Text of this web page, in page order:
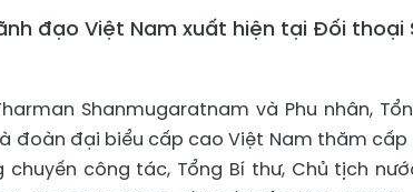
đạo Việt Nam xuất hiện tại Đối
Shanmugaratnam và Phu nhân,
đoàn đại biểu cấp cao Việt Nam thăm cấp
công tác, Tổng Bí thư, Chủ tịch